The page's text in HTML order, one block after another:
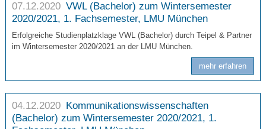
07.12.2020 VWL (Bachelor) zum Wintersemester
2020/2021, 1. Fachsemester, LMU München
Erfolgreiche Studienplatzklage VWL (Bachelor) durch Teipel & Partner
im Wintersemester 2020/2021 an der LMU München.
mehr erfahren
04.12.2020 Kommunikationswissenschaften
(Bachelor) zum Wintersemester 2020/2021, 1.